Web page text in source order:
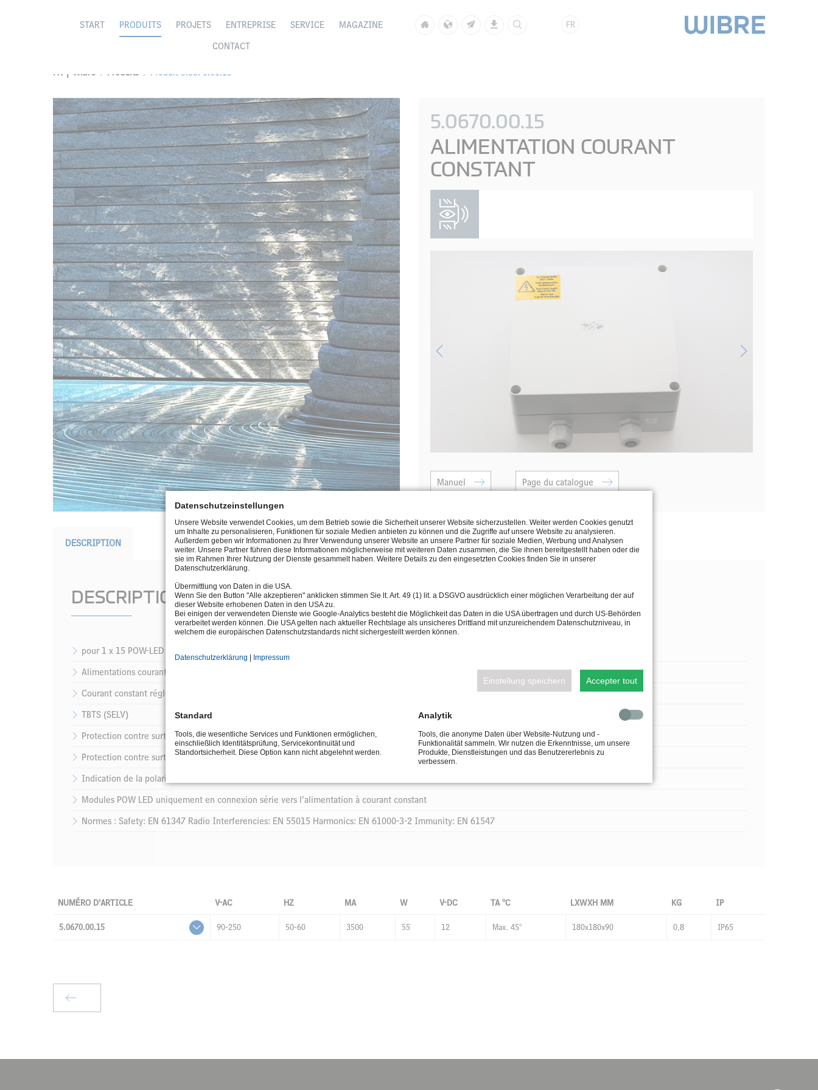
START PRODUITS PROJETS ENTREPRISE SERVICE
MAGAZINE
CONTACT
FR
FR | Wibre Produits Produit 5.0670.00.15
5.0670.00.15
ALIMENTATION COURANT
CONSTANT
Manuel Page du catalogue
DESCRIPTION
DESCRIPTION
pour 1 x 15 POW-LED 700 mA monochrom, 12 V-DC, IP65, graduable
Alimentations courant constant pour modules POW LED
Courant constant réglé
TBTS (SELV)
Protection contre surtémperature et court circuit
Protection contre surtension et surcharge
Indication de la polarité : +/-
Modules POW LED uniquement en connexion série vers l’alimentation à courant constant
Normes : Safety: EN 61347 Radio Interferencies: EN 55015 Harmonics: EN 61000-3-2 Immunity: EN 61547
NUMÉRO D’ARTICLE V-AC HZ MA W V-DC TA °C LXWXH MM KG IP
5.0670.00.15 90-250 50-60 3500 55 12 Max. 45° 180x180x90 0,8 IP65
Datenschutzeinstellungen
Unsere Website verwendet Cookies, um dem Betrieb sowie die Sicherheit unserer Website sicherzustellen. Weiter werden Cookies genutzt
um Inhalte zu personalisieren, Funktionen für soziale Medien anbieten zu können und die Zugriffe auf unsere Website zu analysieren.
Außerdem geben wir Informationen zu Ihrer Verwendung unserer Website an unsere Partner für soziale Medien, Werbung und Analysen
weiter. Unsere Partner führen diese Informationen möglicherweise mit weiteren Daten zusammen, die Sie ihnen bereitgestellt haben oder die
sie im Rahmen Ihrer Nutzung der Dienste gesammelt haben. Weitere Details zu den eingesetzten Cookies finden Sie in unserer
Datenschutzerklärung.
Übermittlung von Daten in die USA.
Wenn Sie den Button "Alle akzeptieren" anklicken stimmen Sie lt. Art. 49 (1) lit. a DSGVO ausdrücklich einer möglichen Verarbeitung der auf
dieser Website erhobenen Daten in den USA zu.
Bei einigen der verwendeten Dienste wie Google-Analytics besteht die Möglichkeit das Daten in die USA übertragen und durch US-Behörden
verarbeitet werden können. Die USA gelten nach aktueller Rechtslage als unsicheres Drittland mit unzureichendem Datenschutzniveau, in
welchem die europäischen Datenschutzstandards nicht sichergestellt werden können.
Datenschutzerklärung Impressum
Einstellung speichern Accepter tout
Standard
Tools, die wesentliche Services und Funktionen ermöglichen,
einschließlich Identitätsprüfung, Servicekontinuität und
Standortsicherheit. Diese Option kann nicht abgelehnt werden.
Analytik
Tools, die anonyme Daten über Website-Nutzung und -
Funktionalität sammeln. Wir nutzen die Erkenntnisse, um unsere
Produkte, Dienstleistungen und das Benutzererlebnis zu
verbessern.